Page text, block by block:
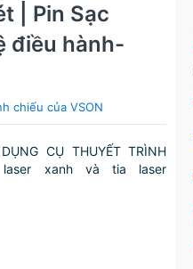
| Pin Sạc
điều hành-
chiếu của VSON
CỤ THUYẾT TRÌNH
laser xanh và tia laser